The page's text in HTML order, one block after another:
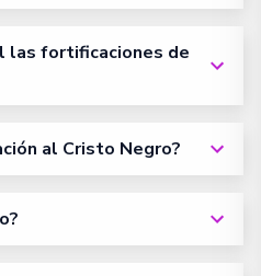
las fortificaciones de
al Cristo Negro?